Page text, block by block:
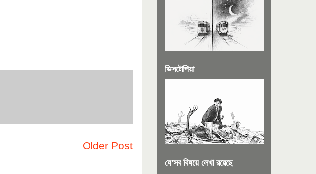
Older Post
ডিসটোপিয়া
যে'সব বিষয়ে লেখা রয়েছে